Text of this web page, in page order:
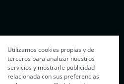
Utilizamos cookies propias y de
terceros para analizar nuestros
servicios y mostrarle publicidad
relacionada con sus preferencias